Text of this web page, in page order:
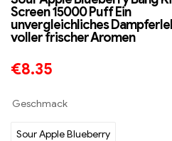
Screen 15000 Puff Ein
unvergleichliches
voller frischer Aromen
€8.35
Geschmack
Sour Apple Blueberry